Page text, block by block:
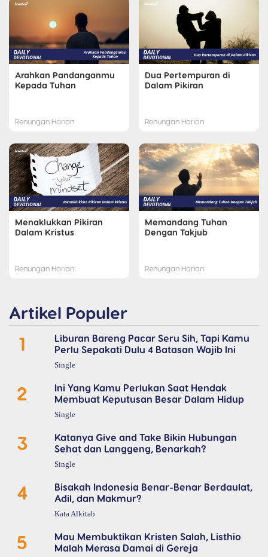
Arahkan Pandanganmu
Kepada Tuhan
Renungan Harian
Dua Pertempuran di
Dalam Pikiran
Renungan Harian
Menaklukkan Pikiran
Dalam Kristus
Renungan Harian
Memandang Tuhan
Dengan Takjub
Renungan Harian
Artikel Populer
1
Liburan Bareng Pacar Seru Sih, Tapi Kamu
Perlu Sepakati Dulu 4 Batasan Wajib Ini
Single
2
Ini Yang Kamu Perlukan Saat Hendak
Membuat Keputusan Besar Dalam Hidup
Single
3
Katanya Give and Take Bikin Hubungan
Sehat dan Langgeng, Benarkah?
Single
4
Bisakah Indonesia Benar-Benar Berdaulat,
Adil, dan Makmur?
Kata Alkitab
5
Mau Membuktikan Kristen Salah, Listhio
Malah Merasa Damai di Gereja